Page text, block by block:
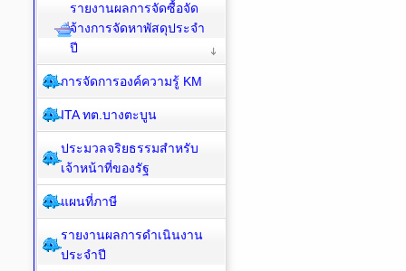
รายงานผลการจัดซื้อจัด
จ้างการจัดหาพัสดุประจำ
ปี
การจัดการองค์ความรู้ KM
ITA ทต.บางตะบูน
ประมวลจริยธรรมสำหรับ
เจ้าหน้าที่ของรัฐ
แผนที่ภาษี
รายงานผลการดำเนินงาน
ประจำปี